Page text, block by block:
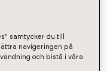
samtycker du till
navigeringen på
och bistå i våra